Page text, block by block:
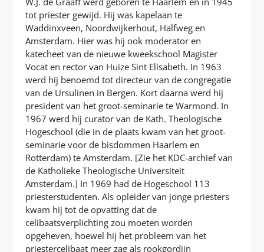
tot priester gewijd. Hij was kapelaan te
Waddinxveen, Noordwijkerhout, Halfweg en
Amsterdam. Hier was hij ook moderator en
katecheet van de nieuwe kweekschool Magister
Vocat en rector van Huize Sint Elisabeth. In 1963
werd hij benoemd tot directeur van de congregatie
van de Ursulinen in Bergen. Kort daarna werd hij
president van het groot-seminarie te Warmond. In
1967 werd hij curator van de Kath. Theologische
Hogeschool (die in de plaats kwam van het groot-
seminarie voor de bisdommen Haarlem en
Rotterdam) te Amsterdam. [Zie het KDC-archief van
de Katholieke Theologische Universiteit
Amsterdam.] In 1969 had de Hogeschool 113
priesterstudenten. Als opleider van jonge priesters
kwam hij tot de opvatting dat de
celibaatsverplichting zou moeten worden
opgeheven, hoewel hij het probleem van het
priestercelibaat meer zag als rookgordijn